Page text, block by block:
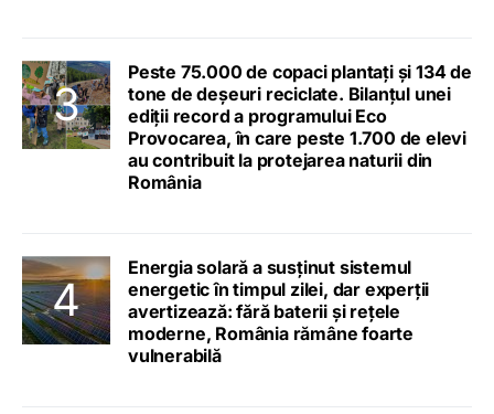
Peste 75.000 de copaci plantați și 134 de
tone de deșeuri reciclate. Bilanțul unei
ediții record a programului Eco
Provocarea, în care peste 1.700 de elevi
au contribuit la protejarea naturii din
România
Energia solară a susținut sistemul
energetic în timpul zilei, dar experții
avertizează: fără baterii și rețele
moderne, România rămâne foarte
vulnerabilă